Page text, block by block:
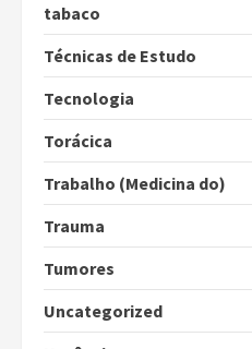
tabaco
Técnicas de Estudo
Tecnologia
Torácica
Trabalho (Medicina do)
Trauma
Tumores
Uncategorized